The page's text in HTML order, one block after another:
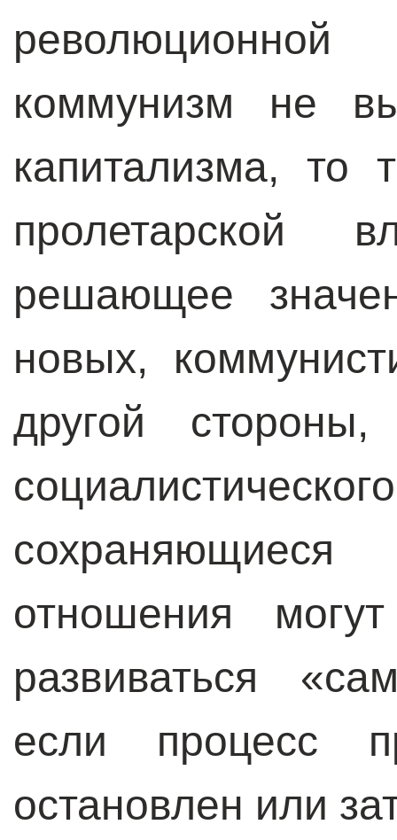
коммунизм не
капитализма,
пролетарской
решающее
новых,
другой стороны,
сохраняющиеся
отношения
развиваться
если процесс
остановлен или